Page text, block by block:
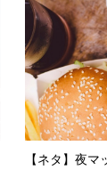
【ネタ】夜